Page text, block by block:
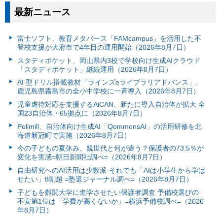
最新ニュース
富⼠ソフト、教育メタバース「FAMcampus」を活用した不
登校支援が大府市で4年目の運用開始（2026年8月7日）
スタディポケット、岡山県内3校で学校向け生成AIクラウド
「スタディポケット」継続運用（2026年8月7日）
AI 型ドリル搭載教材「ラインズeライブラリアドバンス」、
鹿児島県霧島市の全小中学校に一斉導入（2026年8月7日）
児童虐待対応を支援するAiCAN、新たに導入自治体が拡大 全
国23自治体・65拠点に（2026年8月7日）
Polimill、自治体向け生成AI「QommonsAI」の活用研修を北
海道新冠町で実施（2026年8月7日）
今の子どもの夏休み、親世代と何が違う？保護者の73.5％が
変化を実感=朝日新聞社調べ=（2026年8月7日）
自由研究へのAI活用は少数派-それでも「AIは小学生から学ば
せたい」8割超 =塾選ジャーナル調べ=（2026年8月7日）
子どもを難関大学に進学させたい保護者調査 予備校選びの
不安第1位は「学費が高くないか」=横浜予備校調べ=（2026
年8月7日）